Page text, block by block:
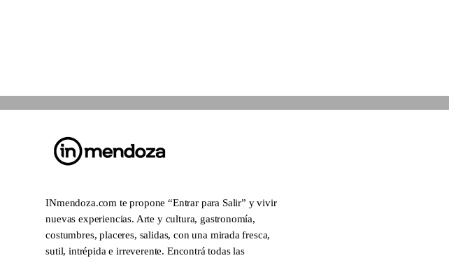
INmendoza.com te propone “Entrar para Salir” y vivir
nuevas experiencias. Arte y cultura, gastronomía,
costumbres, placeres, salidas, con una mirada fresca,
sutil, intrépida e irreverente. Encontrá todas las